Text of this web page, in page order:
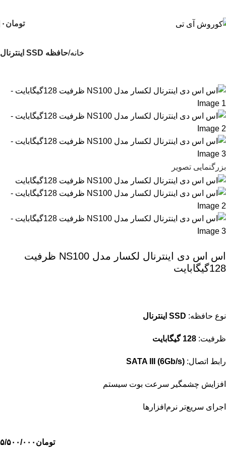
تومان ۰
خانه حافظه SSD اینترنال
بزرگنمایی تصویر
اس اس دی اینترنال لکسار مدل NS100 ظرفیت
128گیگابایت
نوع حافظه: SSD اینترنال
ظرفیت: 128 گیگابایت
رابط اتصال: SATA III (6Gb/s)
افزایش چشمگیر سرعت بوت سیستم
اجرای سریع‌تر نرم‌افزارها
تومان ۵/۵۰۰/۰۰۰